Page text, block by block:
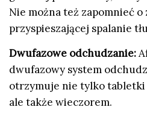
Nie można też zapomnieć
przyspieszającej spalanie
Dwufazowe odchudzanie:
dwufazowy system
otrzymuje nie tylko tabletki
ale także wieczorem.